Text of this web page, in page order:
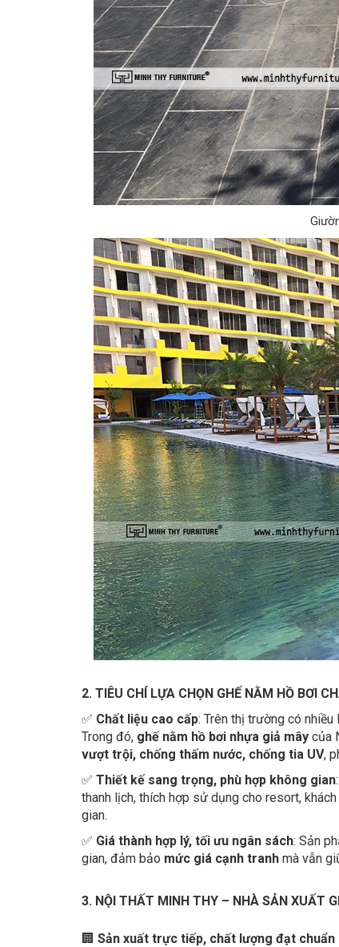
2. TIÊU CHÍ LỰA CHỌN GHẾ NẰM HỒ BƠI
✅ Chất liệu cao cấp: Trên thị trường có
Trong đó, ghế nằm hồ bơi nhựa giả mây của
vượt trội, chống thấm nước, chống tia UV,
✅ Thiết kế sang trọng, phù hợp không gian
thanh lịch, thích hợp sử dụng cho resort,
gian.
✅ Giá thành hợp lý, tối ưu ngân sách: Sản
gian, đảm bảo mức giá cạnh tranh mà vẫn
3. NỘI THẤT MINH THY – NHÀ SẢN XUẤT
🏢 Sản xuất trực tiếp, chất lượng đạt chuẩn